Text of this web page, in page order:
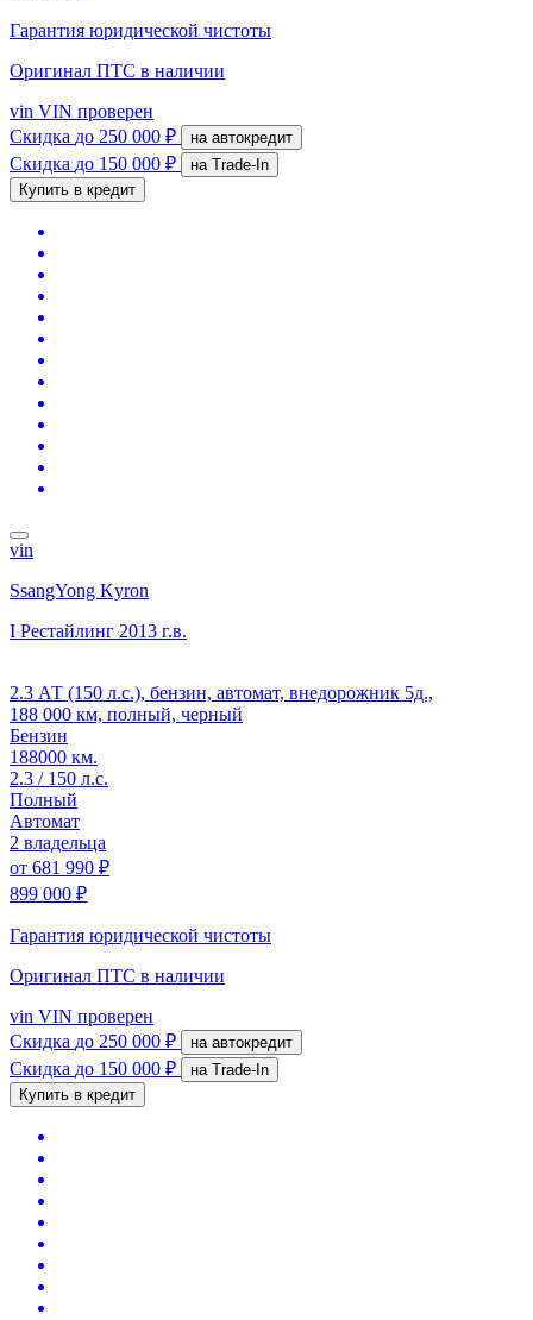
Гарантия юридической чистоты
Оригинал ПТС в наличии
vin VIN проверен
Скидка до 250 000 ₽ на автокредит
Скидка до 150 000 ₽
на Trade-In
Купить в кредит
vin
SsangYong Kyron
I Рестайлинг 2013 г.в.
2.3 АТ (150 л.с.), бензин, автомат, внедорожник 5д.,
188 000 км, полный, черный
Бензин
188000 км.
2.3 / 150 л.с.
Полный
Автомат
2 владельца
от 681 990 ₽
899 000 ₽
Гарантия юридической чистоты
Оригинал ПТС в наличии
vin VIN проверен
Скидка до 250 000 ₽ на автокредит
Скидка до 150 000 ₽
на Trade-In
Купить в кредит